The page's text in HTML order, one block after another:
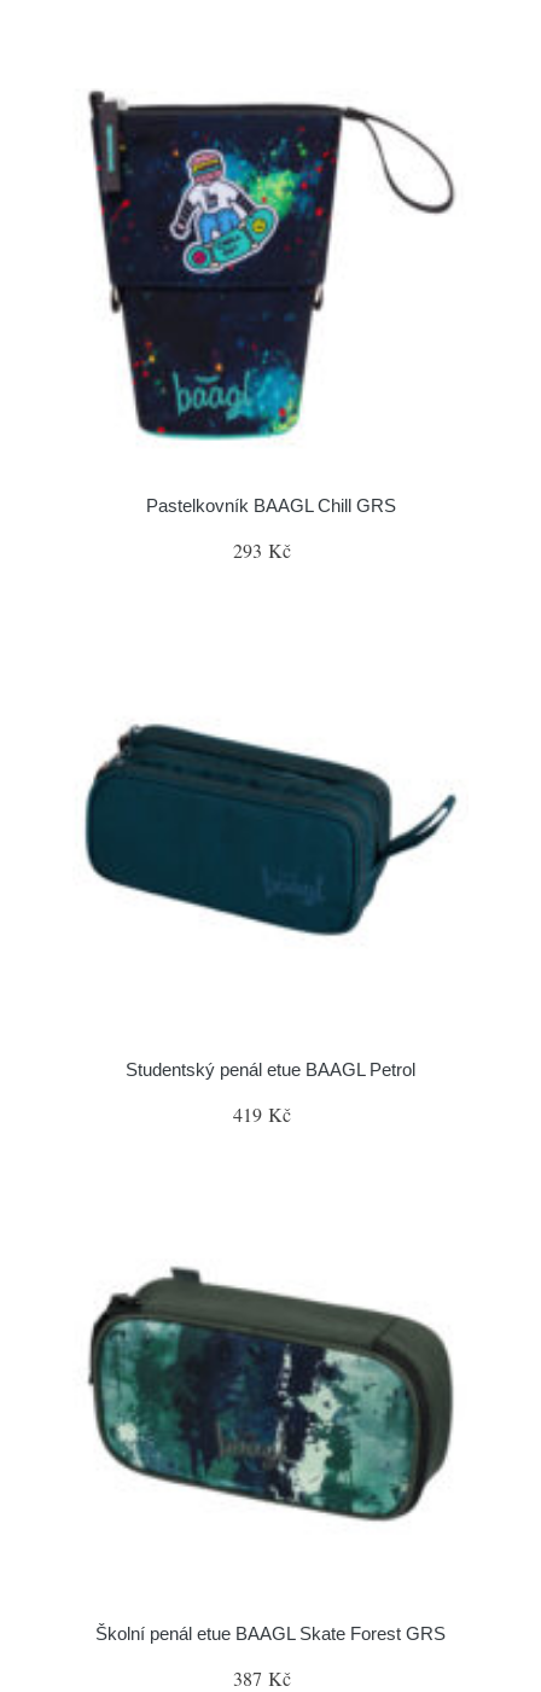
Pastelkovník BAAGL Chill GRS
293 Kč
Studentský penál etue BAAGL Petrol
419 Kč
Školní penál etue BAAGL Skate Forest GRS
387 Kč